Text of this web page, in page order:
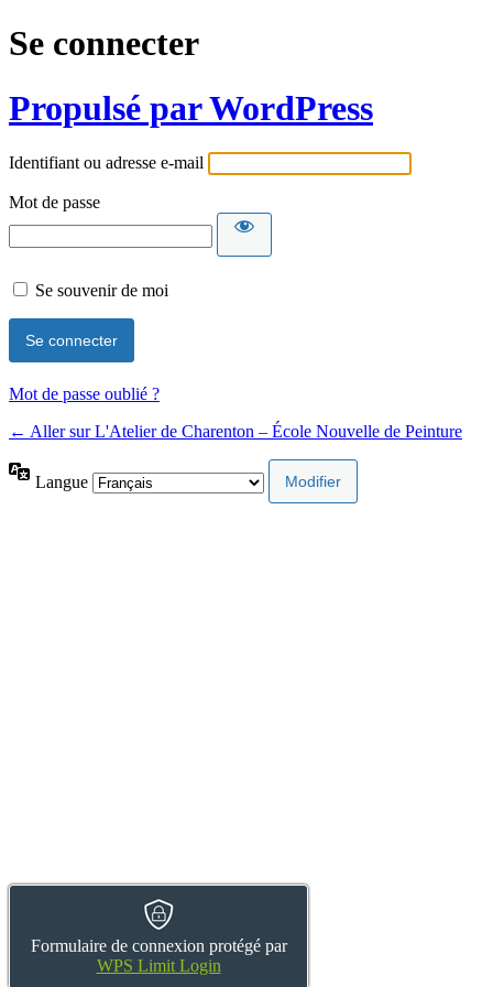
Se connecter
Propulsé par WordPress
Identifiant ou adresse e-mail
Mot de passe
Formulaire de connexion protégé par
WPS Limit Login
Se souvenir de moi
Mot de passe oublié ?
← Aller sur L'Atelier de Charenton – École Nouvelle de Peinture
Langue